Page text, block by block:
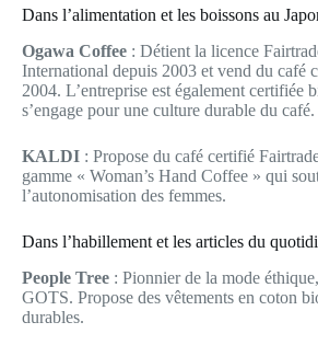
Dans l’alimentation et les boissons au
Ogawa Coffee : Détient la licence
International depuis 2003 et vend du café
2004. L’entreprise est également certifiée
s’engage pour une culture durable du café.
KALDI : Propose du café certifié
gamme « Woman’s Hand Coffee » qui
l’autonomisation des femmes.
Dans l’habillement et les articles du
People Tree : Pionnier de la mode
GOTS. Propose des vêtements en coton
durables.